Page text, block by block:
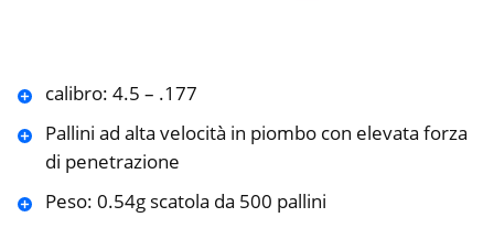
calibro: 4.5 – .177
Pallini ad alta velocità in piombo con elevata forza
di penetrazione
Peso: 0.54g scatola da 500 pallini